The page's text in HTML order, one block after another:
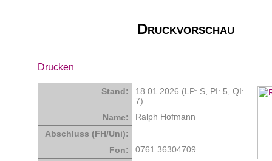
Druckvorschau
Drucken
Stand: 18.01.2026 (LP: S, PI: 5 QI:
7)
Name:
Ralph Hofmann
Abschluss (FH/Uni):
Fon:
0761 36304709